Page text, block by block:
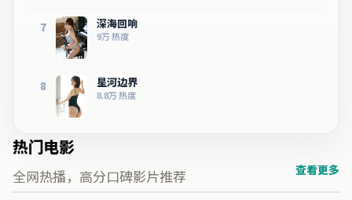
7 深海回响
9万热度
8 星河边界
8.8万热度
热门电影
全网热播，高分口碑影片推荐 查看更多